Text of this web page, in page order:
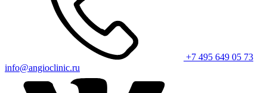
+7 495 649 05 73
info@angioclinic.ru